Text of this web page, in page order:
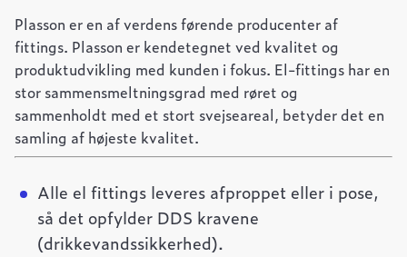
Plasson er en af verdens førende producenter af
fittings. Plasson er kendetegnet ved kvalitet og
produktudvikling med kunden i fokus. El-fittings har en
stor sammensmeltningsgrad med røret og
sammenholdt med et stort svejseareal, betyder det en
samling af højeste kvalitet.
Alle el fittings leveres afproppet eller i pose,
så det opfylder DDS kravene
(drikkevandssikkerhed).